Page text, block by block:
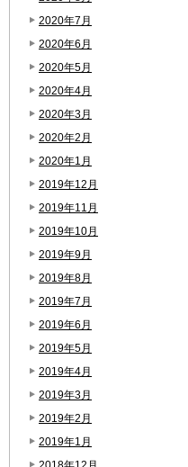
2020年7月
2020年6月
2020年5月
2020年4月
2020年3月
2020年2月
2020年1月
2019年12月
2019年11月
2019年10月
2019年9月
2019年8月
2019年7月
2019年6月
2019年5月
2019年4月
2019年3月
2019年2月
2019年1月